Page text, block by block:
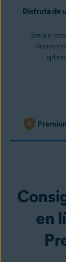
Disfruta de
Toma el
en